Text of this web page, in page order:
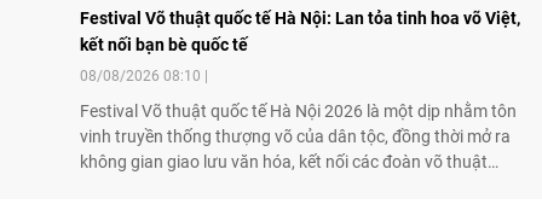
Festival Võ thuật quốc tế Hà Nội: Lan tỏa tinh hoa võ Việt,
kết nối bạn bè quốc tế
08/08/2026 08:10
Festival Võ thuật quốc tế Hà Nội 2026 là một dịp nhằm tôn
vinh truyền thống thượng võ của dân tộc, đồng thời mở ra
không gian giao lưu văn hóa, kết nối các đoàn võ thuật